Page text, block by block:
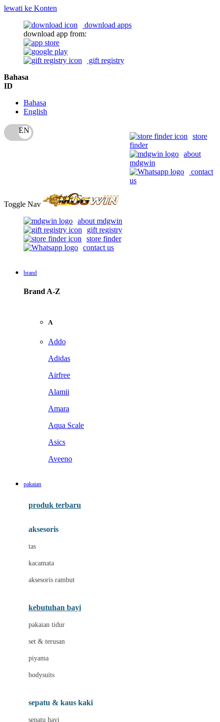
lewati ke Konten
download apps
download app from:
gift registry
Bahasa
ID
Bahasa
English
store
finder
about
mdgwin
contact
us
Toggle Nav
about mdgwin
gift registry
store finder
contact us
brand
Brand A-Z
A
Addo
Adidas
Airfree
Alamii
Amara
Aqua Scale
Asics
Aveeno
Baby Dove
Baby Rovega
Babybee
Bite Fighters
BNS SERIES
pakaian
produk terbaru
aksesoris
tas
kacamata
aksesoris rambut
kebutuhan bayi
pakaian tidur
set & terusan
piyama
bodysuits
sepatu & kaus kaki
sepatu bayi